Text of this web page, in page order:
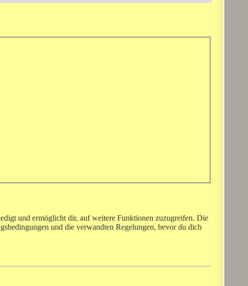
und ermöglicht dir, auf weitere Funktionen zuzugreifen. Die
und die verwandten Regelungen, bevor du dich